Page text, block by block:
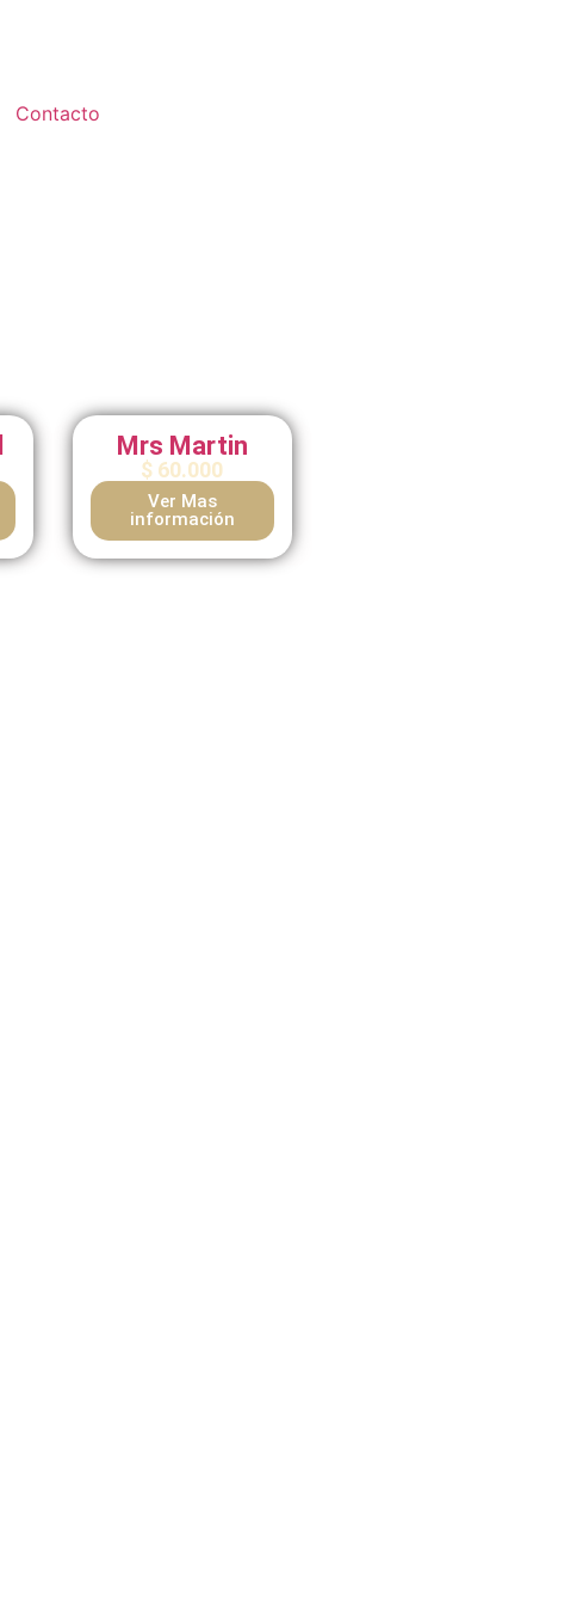
Contacto
Mrs Martin
$ 60.000
Ver Mas
información